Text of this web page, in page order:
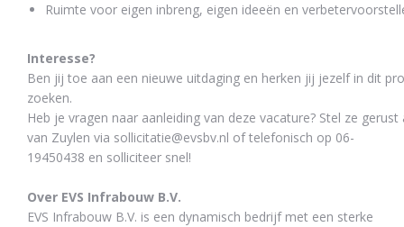
Ruimte voor eigen inbreng, eigen ideeën en
Interesse?
Ben jij toe aan een nieuwe uitdaging en herken jij jezelf in dit
zoeken.
Heb je vragen naar aanleiding van deze vacature? Stel ze
van Zuylen via sollicitatie@evsbv.nl of telefonisch op 06-
19450438 en solliciteer snel!
Over EVS Infrabouw B.V.
EVS Infrabouw B.V. is een dynamisch bedrijf met een sterke